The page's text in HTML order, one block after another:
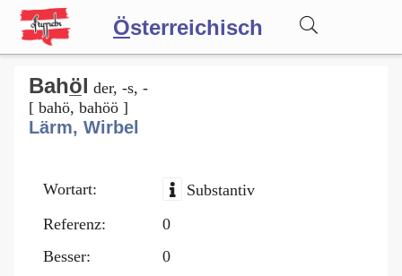
Österreichisch
Wörterbuch
Forum
Blog
Bahö̲l der, -s, -
[ bahö, bahöö ]
Lärm, Wirbel
Wortart:
Substantiv
Referenz:
0
Besser:
0